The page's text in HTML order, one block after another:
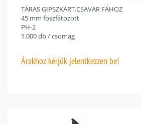
TÁRAS GIPSZKART.CSAVAR FÁHOZ
45 mm foszfátozott
PH-2
1.000 db / csomag
Árakhoz kérjük jelentkezzen be!